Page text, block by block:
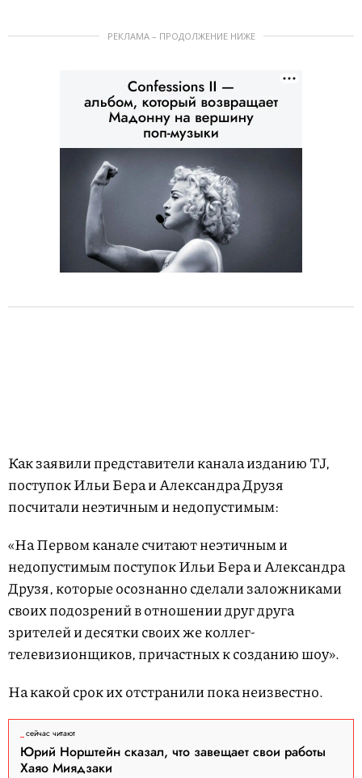
РЕКЛАМА – ПРОДОЛЖЕНИЕ НИЖЕ
Как заявили представители канала изданию TJ,
поступок Ильи Бера и Александра Друзя
посчитали неэтичным и недопустимым:
«На Первом канале считают неэтичным и
недопустимым поступок Ильи Бера и Александра
Друзя, которые осознанно сделали заложниками
своих подозрений в отношении друг друга
зрителей и десятки своих же коллег-
телевизионщиков, причастных к созданию шоу».
На какой срок их отстранили пока неизвестно.
сейчас читают
Юрий Норштейн сказал, что завещает свои работы
Хаяо Миядзаки